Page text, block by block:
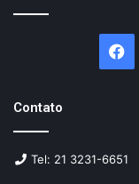
Contato
Tel: 21 3231-6651